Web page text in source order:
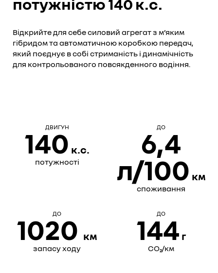
потужністю 140 к.с.
Відкрийте для себе силовий агрегат з м’яким
гібридом та автоматичною коробкою передач,
який поєднує в собі стриманість і динамічність
для контрольованого повсякденного водіння.
ДВИГУН
140 к.с.
потужності
ДО
6,4
л/100 км
споживання
ДО
1020 км
запасу ходу
ДО
144 г
CO₂/км